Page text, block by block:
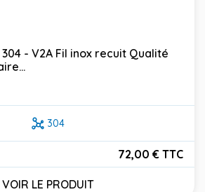
- V2A Fil inox recuit Qualité
304
72,00 € TTC
VOIR LE PRODUIT